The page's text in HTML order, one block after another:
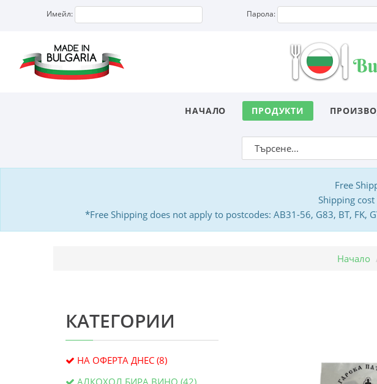
Имейл: Парола:
НАЧАЛО ПРОДУКТИ
Free
Shipping
*Free Shipping does not apply to postcodes: AB31-56, G83, BT, FK,
Начало
КАТЕГОРИИ
НА ОФЕРТА ДНЕС (8)
АЛКОХОЛ БИРА ВИНО (42)